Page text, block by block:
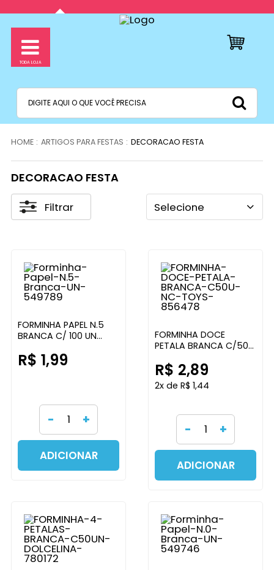
ARTIGOS PARA FESTAS DECORACAO FESTA
DECORACAO FESTA
Filtrar Selecione
FORMINHA PAPEL N.5
BRANCA C/ 100 UN
R$ 1,99
- +
ADICIONAR
FORMINHA DOCE
PETALA BRANCA C/50
R$ 2,89
2x de R$ 1,44
- +
ADICIONAR